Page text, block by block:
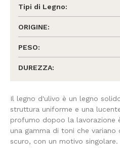
Tipi di Legno:
ORIGINE:
PESO:
DUREZZA:
Il legno d'ulivo è un legno
struttura uniforme e una
profumo dopoo la lavorazione
una gamma di toni che variano
scuro, con un motivo singolare.